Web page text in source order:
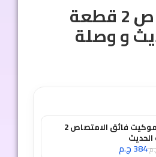
عرض طقم موكيت فائق الامتصاص 2 قطعة
و وصلة
طقم موكيت فائق الامتصاص 2
384ج.م